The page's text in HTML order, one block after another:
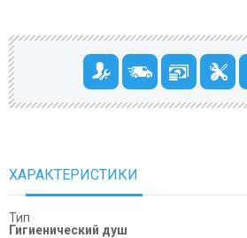
ХАРАКТЕРИСТИКИ
Тип
Гигиенический душ